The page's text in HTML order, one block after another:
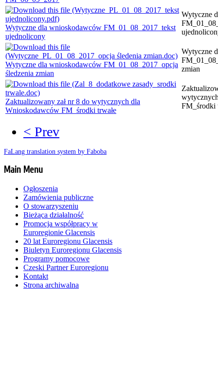
Wytyczne dla wnioskodawców FM_01_08_2017_tekst
ujednolicony
Wytyczne
Wytyczne dla wnioskodawców FM_01_08_2017_opcja
śledzenia zmian
Wytyczne
zmian
Zaktualizowany zał nr 8 do wytycznych dla
Wnioskodawców FM_środki trwałe
FM_środki
< Prev
FaLang translation system by Faboba
Main Menu
Ogłoszenia
Zamówienia publiczne
O stowarzyszeniu
Bieżąca działalność
Promocja współpracy w
Euroregionie Glacensis
20 lat Euroregionu Glacensis
Biuletyn Euroregionu Glacensis
Programy pomocowe
Czeski Partner Euroregionu
Kontakt
Strona archiwalna